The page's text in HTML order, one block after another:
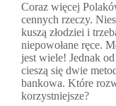
Coraz więcej
cennych rzeczy.
kuszą złodziei i
niepowołane ręce.
jest wiele! Jednak
cieszą się dwie
bankowa. Które
korzystniejsze?